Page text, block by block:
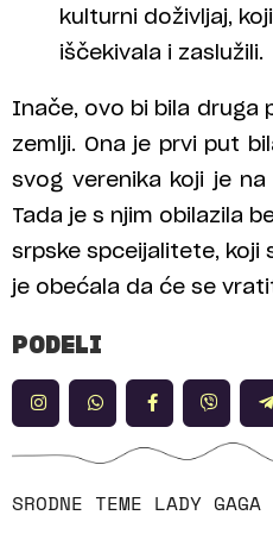
kulturni doživljaj,
iščekivala i zaslužili.
Inače, ovo bi bila druga
zemlji. Ona je prvi put
svog verenika koji je
Tada je s njim obilazila
srpske spceijalitete, koji
je obećala da će se
PODELI
SRODNE TEME LADY GAGA